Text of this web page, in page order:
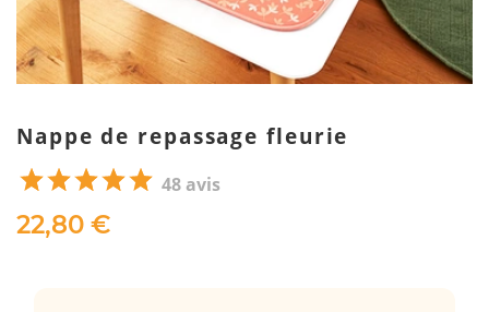
Nappe de repassage fleurie
48 avis
22,80 €